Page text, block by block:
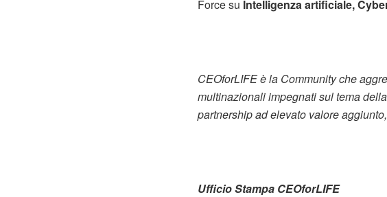
Force su Intelligenza artificiale,
CEOforLIFE è la Community che
multinazionali impegnati sul tema
partnership ad elevato valore
Ufficio Stampa CEOforLIFE